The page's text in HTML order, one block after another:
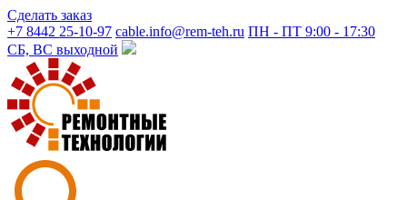
Сделать заказ
+7 8442 25-10-97 cable.info@rem-teh.ru ПН - ПТ 9:00 - 17:30
СБ, ВС выходной